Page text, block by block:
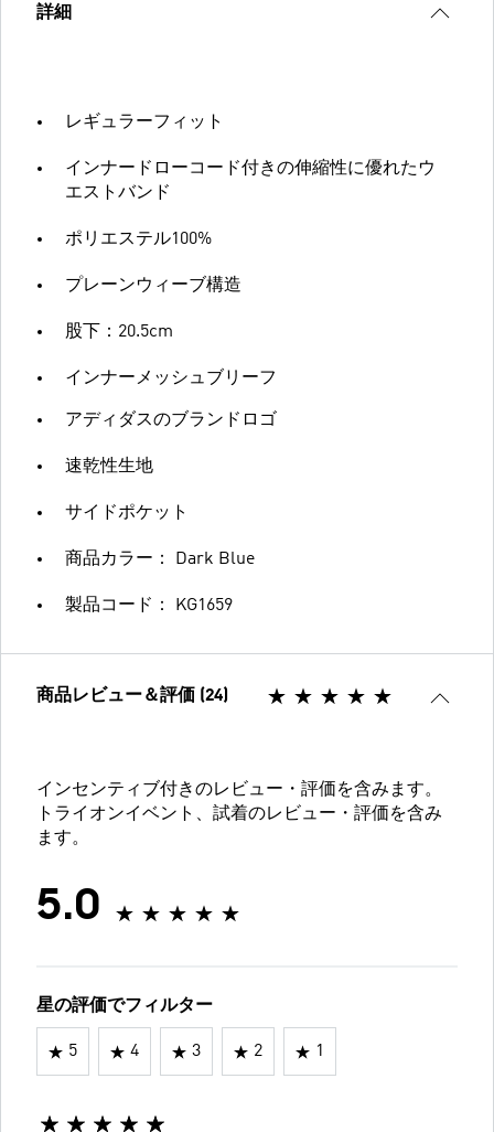
詳細
レギュラーフィット
インナードローコード付きの伸縮性に優れたウ
エストバンド
ポリエステル100%
プレーンウィーブ構造
股下：20.5cm
インナーメッシュブリーフ
アディダスのブランドロゴ
速乾性生地
サイドポケット
商品カラー： Dark Blue
製品コード： KG1659
商品レビュー＆評価 (24)
インセンティブ付きのレビュー・評価を含みます。
トライオンイベント、試着のレビュー・評価を含み
ます。
5.0
星の評価でフィルター
5 4 3 2 1